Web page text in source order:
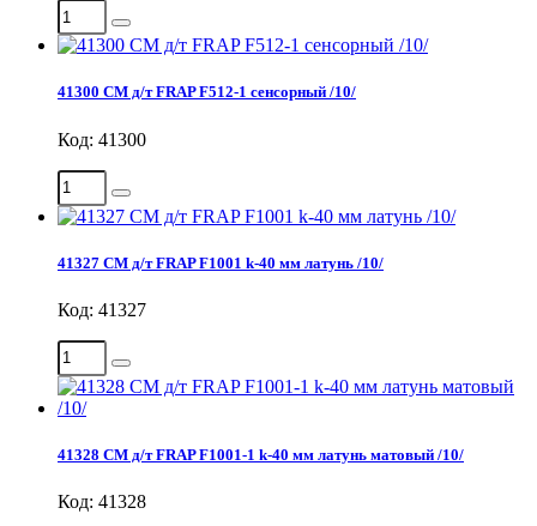
41300 СМ д/т FRAP F512-1 сенсорный /10/
Код: 41300
41327 СМ д/т FRAP F1001 k-40 мм латунь /10/
Код: 41327
41328 СМ д/т FRAP F1001-1 k-40 мм латунь матовый /10/
Код: 41328